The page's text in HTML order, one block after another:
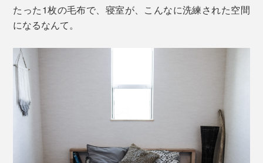
たった1枚の毛布で、寝室が、こんなに洗練された空間
になるなんて。